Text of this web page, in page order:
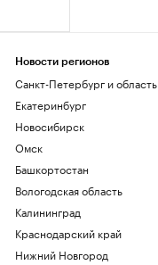
для
ЕС и
не
Новости регионов
Санкт-Петербург и область
Екатеринбург
Новосибирск
Омск
Башкортостан
Вологодская область
Калининград
Краснодарский край
Нижний Новгород